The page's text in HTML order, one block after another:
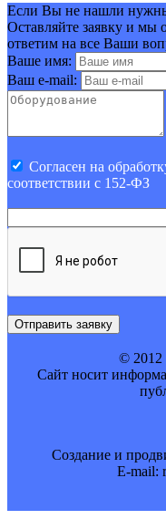
Если Вы не нашли
Оставляйте заявку и мы
ответим на все Ваши
Ваше имя:
Ваш e-mail:
Cогласен на
соответствии с 152-ФЗ
Отправить заявку
© 2012
Cайт носит
Создание и
E-mail: